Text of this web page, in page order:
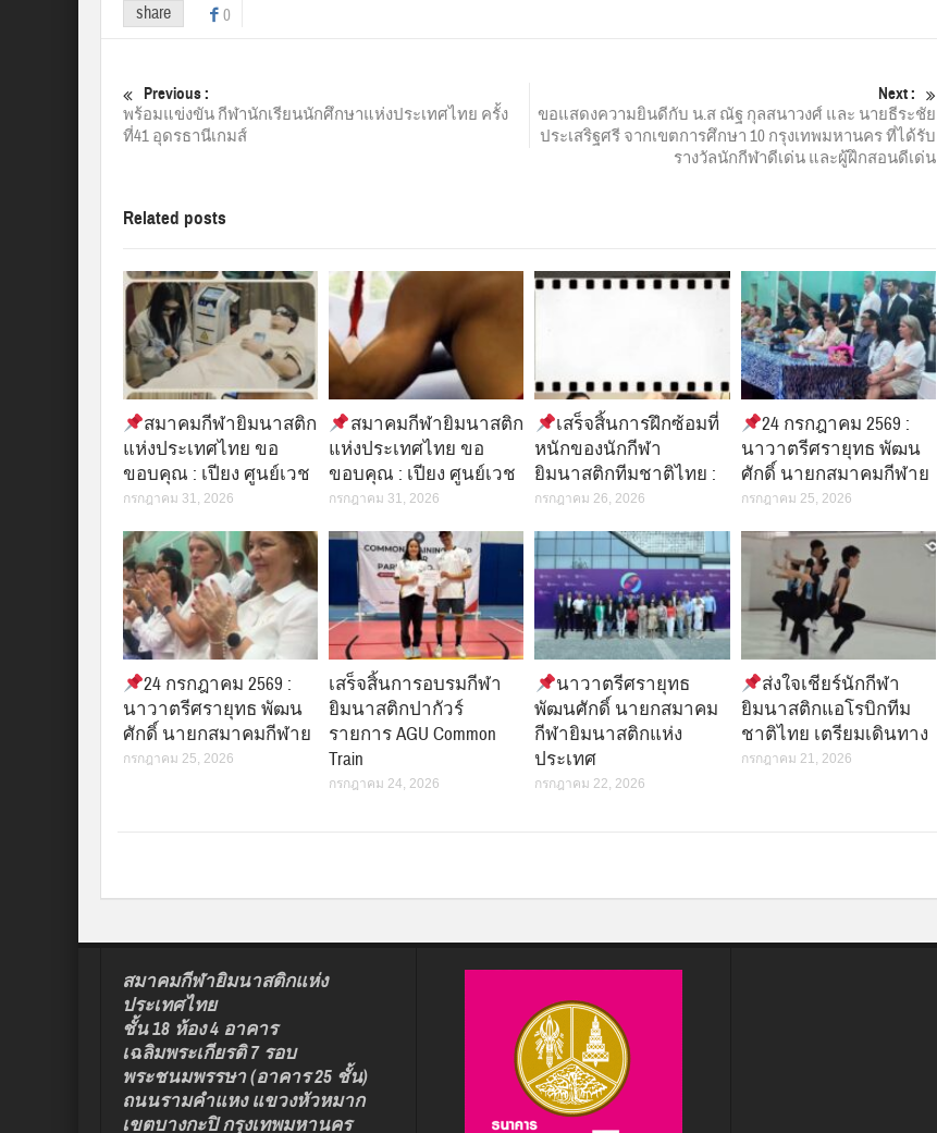
share 0
Previous :
พร้อมแข่งขัน กีฬานักเรียนนักศึกษาแห่งประเทศไทย ครั้ง
ที่41 อุดรธานีเกมส์
Next :
ขอแสดงความยินดีกับ น.ส ณัฐ กุลสนาวงศ์ และ นายธีระชัย
ประเสริฐศรี จากเขตการศึกษา 10 กรุงเทพมหานคร ที่ได้รับ
รางวัลนักกีฬาดีเด่น และผู้ฝึกสอนดีเด่น
Related posts
สมาคมกีฬายิมนาสติก
แห่งประเทศไทย ขอ
ขอบคุณ : เปียง ศูนย์เวช
กรกฎาคม 31, 2026
สมาคมกีฬายิมนาสติก
แห่งประเทศไทย ขอ
ขอบคุณ : เปียง ศูนย์เวช
กรกฎาคม 31, 2026
เสร็จสิ้นการฝึกซ้อมที่
หนักของนักกีฬา
ยิมนาสติกทีมชาติไทย :
กรกฎาคม 26, 2026
24 กรกฎาคม 2569 :
นาวาตรีศรายุทธ พัฒน
ศักดิ์ นายกสมาคมกีฬาย
กรกฎาคม 25, 2026
24 กรกฎาคม 2569 :
นาวาตรีศรายุทธ พัฒน
ศักดิ์ นายกสมาคมกีฬาย
กรกฎาคม 25, 2026
เสร็จสิ้นการอบรมกีฬา
ยิมนาสติกปากัวร์
รายการ AGU Common
Train
กรกฎาคม 24, 2026
นาวาตรีศรายุทธ
พัฒนศักดิ์ นายกสมาคม
กีฬายิมนาสติกแห่ง
ประเทศ
กรกฎาคม 22, 2026
ส่งใจเชียร์นักกีฬา
ยิมนาสติกแอโรบิกทีม
ชาติไทย เตรียมเดินทาง
กรกฎาคม 21, 2026
สมาคมกีฬายิมนาสติกแห่ง
ประเทศไทย
ชั้น 18 ห้อง 4 อาคาร
เฉลิมพระเกียรติ 7 รอบ
พระชนมพรรษา (อาคาร 25 ชั้น)
ถนนรามคำแหง แขวงหัวหมาก
เขตบางกะปิ กรุงเทพมหานคร